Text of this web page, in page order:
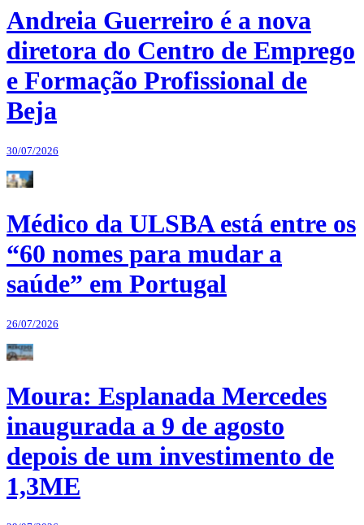
Andreia Guerreiro é a nova
diretora do Centro de Emprego
e Formação Profissional de
Beja
30/07/2026
Médico da ULSBA está entre os
“60 nomes para mudar a
saúde” em Portugal
26/07/2026
Moura: Esplanada Mercedes
inaugurada a 9 de agosto
depois de um investimento de
1,3ME